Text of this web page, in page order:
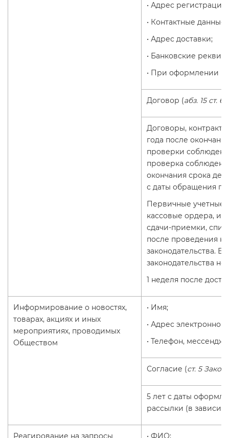
• Адрес регистрации;
• Контактные данные;
• Адрес доставки;
• Банковские
• При оформлении
Договор (абз. 15 ст. 6
Договоры,
года после
проверки
проверка
окончания срока
с даты обращения
Первичные учетные
кассовые ордера,
сдачи-приемки,
после проведения
законодательства.
законодательства
1 неделя после
Информирование о новостях,
товарах, акциях и иных
мероприятиях, проводимых
Обществом
• Имя;
• Адрес электронной
• Телефон,
Согласие (ст. 5
5 лет с даты
рассылки (в
Реагирование на запросы • ФИО;